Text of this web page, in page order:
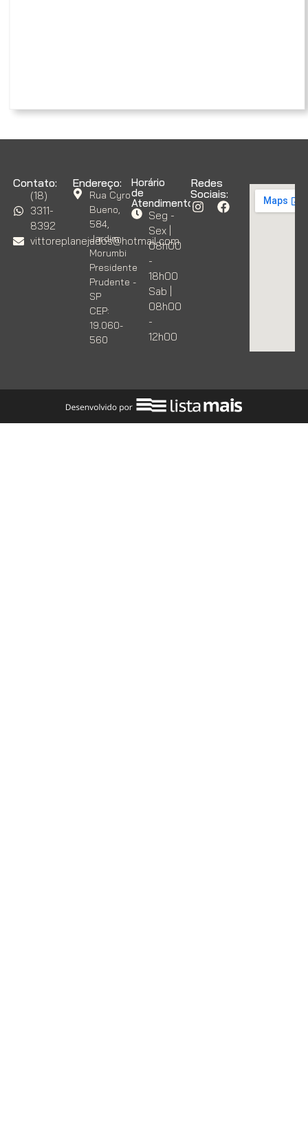
Contato:
(18)
3311-
8392
vittoreplanejados@hotmail.com
Endereço:
Rua Cyro
Bueno,
584,
Jardim
Morumbi
Presidente
Prudente -
SP
CEP:
19.060-
560
Horário
de
Atendimento:
Seg -
Sex |
08h00
-
18h00
Sab |
08h00
-
12h00
Redes
Sociais: